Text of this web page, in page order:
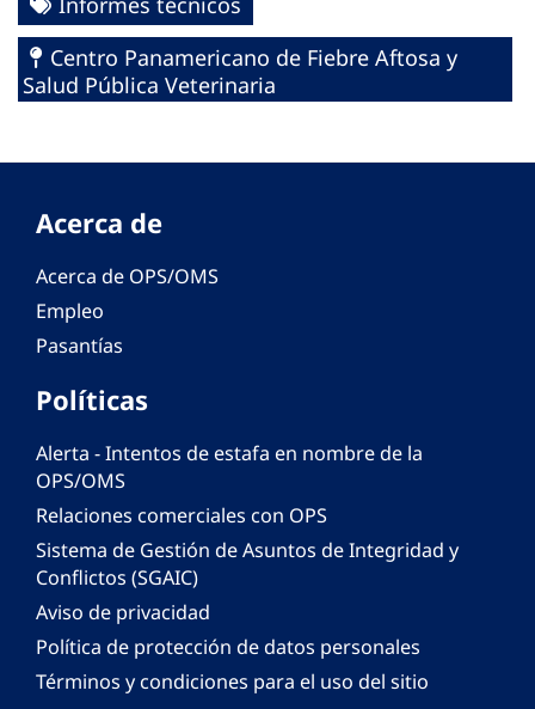
Centro Panamericano de Fiebre Aftosa y
Salud Pública Veterinaria
Acerca de
Acerca de OPS/OMS
Empleo
Pasantías
Políticas
Alerta - Intentos de estafa en nombre de la
OPS/OMS
Relaciones comerciales con OPS
Sistema de Gestión de Asuntos de Integridad y
Conflictos (SGAIC)
Aviso de privacidad
Política de protección de datos personales
Términos y condiciones para el uso del sitio